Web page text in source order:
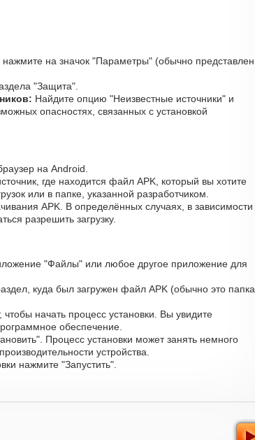
нажмите на значок "Параметры" (обычно представлен
"Защита".
Найдите опцию "Неизвестные источники" и
опасностях, связанных с установкой
на Android.
где находится файл APK, который вы хотите
или в папке, указанной разработчиком.
APK. В определённых случаях, в зависимости
разрешить загрузку.
"Файлы" или любое другое приложение для
куда был загружен файл APK (обычно это папка
начать процесс установки. Вы увидите
обеспечение.
Процесс установки может занять немного
устройства.
нажмите "Запустить".